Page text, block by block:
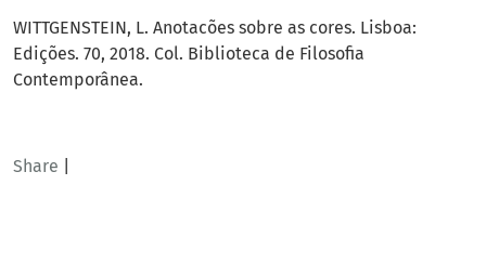
Share
WITTGENSTEIN, L. Anotacões sobre as cores. Lisboa:
Edições. 70, 2018. Col. Biblioteca de Filosofia
Contemporânea.